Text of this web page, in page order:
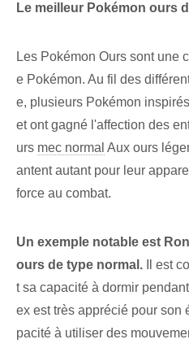
Le meilleur Pokémon ours
Les Pokémon Ours sont une
e Pokémon. Au fil des
e, plusieurs Pokémon
et ont gagné l'affection des
urs mec normal Aux ours
antent autant pour leur
force au combat.
Un exemple notable est
ours de type normal.
Il est
t sa capacité à dormir
ex est très apprécié pour son
pacité à utiliser des